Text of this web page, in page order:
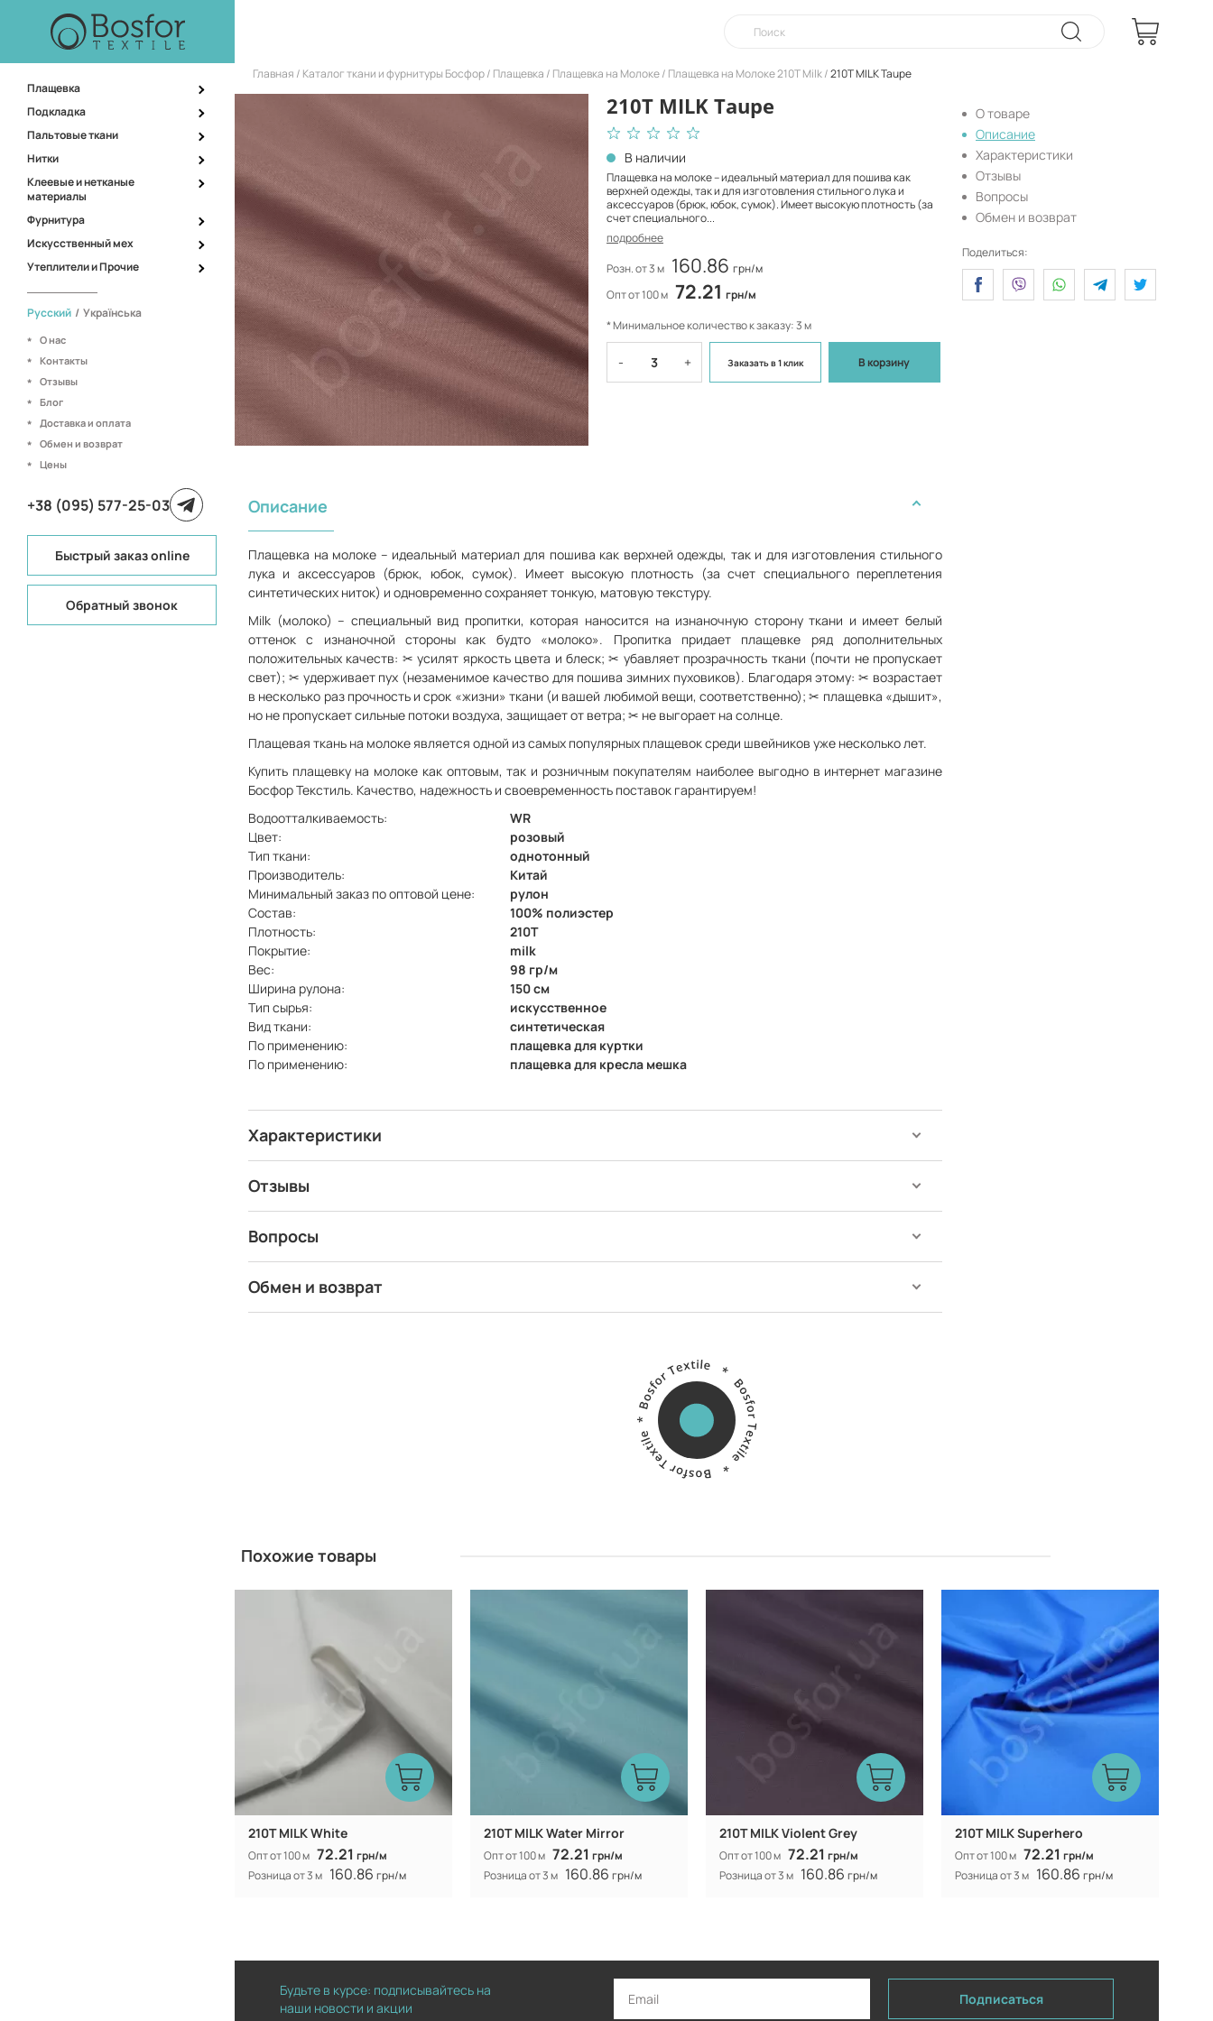
Плащевка
Подкладка
Пальтовые ткани
Нитки
Клеевые и нетканые
материалы
Фурнитура
Искусственный мех
Утеплители и Прочие
Русский / Українська
О нас
Контакты
Отзывы
Блог
Доставка и оплата
Обмен и возврат
Цены
+38 (095) 577-25-03
Быстрый заказ online
Обратный звонок
Главная Каталог ткани и фурнитуры Босфор Плащевка Плащевка на Молоке Плащевка на Молоке 210T Milk 210T MILK Taupe
210T MILK Taupe
В наличии
Плащевка на молоке – идеальный материал для пошива как
верхней одежды, так и для изготовления стильного лука и
аксессуаров (брюк, юбок, сумок). Имеет высокую плотность (за
счет специального...
подробнее
Розн. от 3 м 160.86 грн/м
Опт от 100 м 72.21 грн/м
* Минимальное количество к заказу: 3 м
- + Заказатьв 1 клик В корзину
Описание
Плащевка на молоке – идеальный материал для пошива как верхней одежды, так и для изготовления стильного
лука и аксессуаров (брюк, юбок, сумок). Имеет высокую плотность (за счет специального переплетения
синтетических ниток) и одновременно сохраняет тонкую, матовую текстуру.
Milk (молоко) – специальный вид пропитки, которая наносится на изнаночную сторону ткани и имеет белый
оттенок с изнаночной стороны как будто «молоко». Пропитка придает плащевке ряд дополнительных
положительных качеств: ✂ усилят яркость цвета и блеск; ✂ убавляет прозрачность ткани (почти не пропускает
свет); ✂ удерживает пух (незаменимое качество для пошива зимних пуховиков). Благодаря этому: ✂ возрастает
в несколько раз прочность и срок «жизни» ткани (и вашей любимой вещи, соответственно); ✂ плащевка «дышит»,
но не пропускает сильные потоки воздуха, защищает от ветра; ✂ не выгорает на солнце.
Плащевая ткань на молоке является одной из самых популярных плащевок среди швейников уже несколько лет.
Купить плащевку на молоке как оптовым, так и розничным покупателям наиболее выгодно в интернет магазине
Босфор Текстиль. Качество, надежность и своевременность поставок гарантируем!
Водоотталкиваемость:
WR
Цвет:
розовый
Тип ткани:
однотонный
Производитель:
Китай
Минимальный заказ по оптовой цене:
рулон
Состав:
100% полиэстер
Плотность:
210Т
Покрытие:
milk
Вес:
98 гр/м
Ширина рулона:
150 см
Тип сырья:
искусственное
Вид ткани:
синтетическая
По применению:
плащевка для куртки
По применению:
плащевка для кресла мешка
Характеристики
Отзывы
Вопросы
Обмен и возврат
О товаре
Описание
Характеристики
Отзывы
Вопросы
Обмен и возврат
Поделиться:
Похожие товары
210T MILK White
Опт от 100 м 72.21 грн/м
Розница от 3 м 160.86 грн/м
210T MILK Water Mirror
Опт от 100 м 72.21 грн/м
Розница от 3 м 160.86 грн/м
210T MILK Violent Grey
Опт от 100 м 72.21 грн/м
Розница от 3 м 160.86 грн/м
Китай
210T MILK Superhero
Опт от 100 м 72.21 грн/м
Розница от 3 м 160.86 грн/м
Будьте в курсе: подписывайтесь на
наши новости и акции
Подписаться